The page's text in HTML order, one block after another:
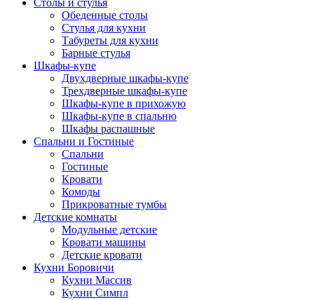
Столы и стулья
Обеденные столы
Стулья для кухни
Табуреты для кухни
Барные стулья
Шкафы-купе
Двухдверные шкафы-купе
Трехдверные шкафы-купе
Шкафы-купе в прихожую
Шкафы-купе в спальню
Шкафы распашные
Спальни и Гостиные
Спальни
Гостиные
Кровати
Комоды
Прикроватные тумбы
Детские комнаты
Модульные детские
Кровати машины
Детские кровати
Кухни Боровичи
Кухни Массив
Кухни Симпл